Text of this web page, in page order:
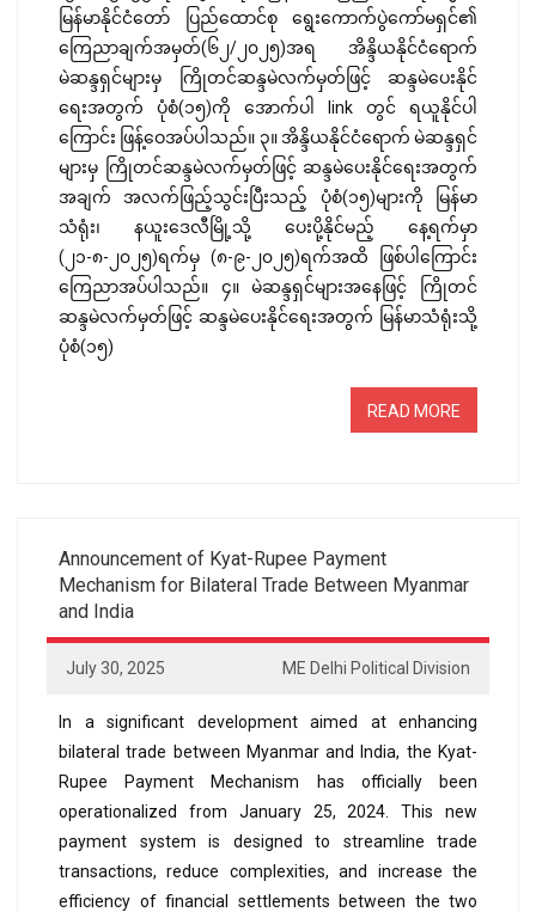
မြန်မာနိုင်ငံတော် ပြည်ထောင်စု ရွေးကောက်ပွဲကော်မရှင်၏
ကြေညာချက်အမှတ်(၆၂/၂၀၂၅)အရ အိန္ဒိယနိုင်ငံရောက်
မဲဆန္ဒရှင်များမှ ကြိုတင်ဆန္ဒမဲလက်မှတ်ဖြင့် ဆန္ဒမဲပေးနိုင်
ရေးအတွက် ပုံစံ(၁၅)ကို အောက်ပါ link တွင် ရယူနိုင်ပါ
ကြောင်း ဖြန့်ဝေအပ်ပါသည်။ ၃။ အိန္ဒိယနိုင်ငံရောက် မဲဆန္ဒရှင်
များမှ ကြိုတင်ဆန္ဒမဲလက်မှတ်ဖြင့် ဆန္ဒမဲပေးနိုင်ရေးအတွက်
အချက် အလက်ဖြည့်သွင်းပြီးသည့် ပုံစံ(၁၅)များကို မြန်မာ
သံရုံး၊ နယူးဒေလီမြို့သို့ ပေးပို့နိုင်မည့် နေ့ရက်မှာ
(၂၁-၈-၂၀၂၅)ရက်မှ (၈-၉-၂၀၂၅)ရက်အထိ ဖြစ်ပါကြောင်း
ကြေညာအပ်ပါသည်။ ၄။ မဲဆန္ဒရှင်များအနေဖြင့် ကြိုတင်
ဆန္ဒမဲလက်မှတ်ဖြင့် ဆန္ဒမဲပေးနိုင်ရေးအတွက် မြန်မာသံရုံးသို့
ပုံစံ(၁၅)
READ MORE
Announcement of Kyat-Rupee Payment
Mechanism for Bilateral Trade Between Myanmar
and India
July 30, 2025 ME Delhi Political Division
In a significant development aimed at enhancing
bilateral trade between Myanmar and India, the Kyat-
Rupee Payment Mechanism has officially been
operationalized from January 25, 2024. This new
payment system is designed to streamline trade
transactions, reduce complexities, and increase the
efficiency of financial settlements between the two